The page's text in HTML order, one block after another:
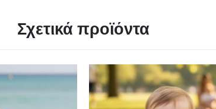
Σχετικά προϊόντα